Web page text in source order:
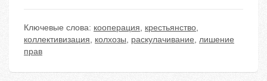
Ключевые слова: кооперация, крестьянство,
коллективизация, колхозы, раскулачивание, лишение
прав